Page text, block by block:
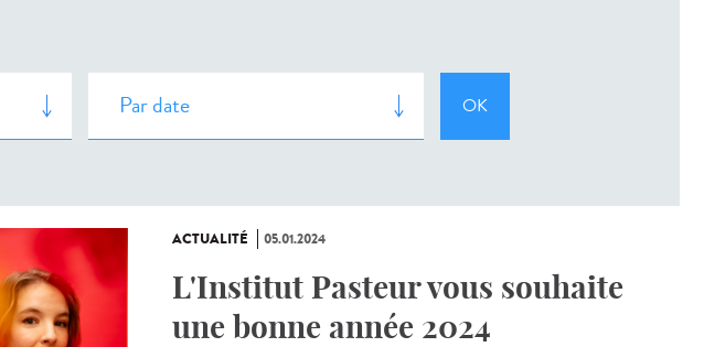
ACTUALITÉ 05.01.2024
L'Institut Pasteur vous souhaite
une bonne année 2024